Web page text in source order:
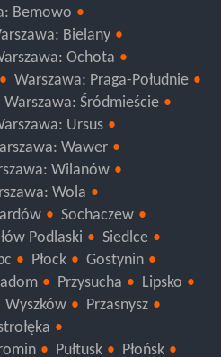
Bemowo
Bielany
Ochota
Warszawa: Praga-Południe
Warszawa: Śródmieście
Ursus
Wawer
Wilanów
Wola
Sochaczew
Podlaski
Siedlce
Płock
Gostynin
Przysucha
Lipsko
Wyszków